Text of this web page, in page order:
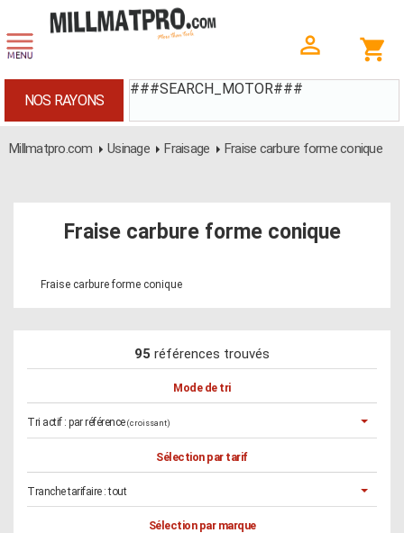
###SEARCH_MOTOR###
NOS RAYONS
Millmatpro.com Usinage Fraisage Fraise carbure forme conique
Fraise carbure forme conique
Fraise carbure forme conique
95 références trouvés
Mode de tri
Tri actif : par référence (croissant)
Sélection par tarif
Tranche tarifaire :tout
Sélection par marque